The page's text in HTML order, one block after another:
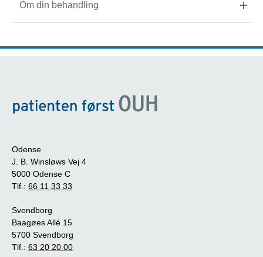
Om din behandling
Odense
J. B. Winsløws Vej 4
5000 Odense C
Tlf.: 66 11 33 33
Svendborg
Baagøes Allé 15
5700 Svendborg
Tlf.: 63 20 20 00